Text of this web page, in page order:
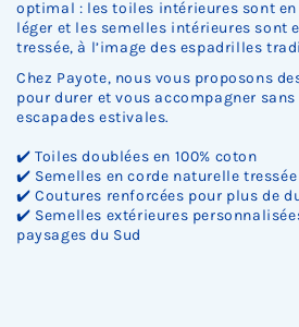
optimal : les toiles intérieures sont
léger et les semelles intérieures sont
tressée, à l’image des espadrilles
Chez Payote, nous vous proposons
pour durer et vous accompagner
escapades estivales.
✔️ Toiles doublées en 100% coton
✔️ Semelles en corde naturelle tressée
✔️ Coutures renforcées pour plus de
✔️ Semelles extérieures
paysages du Sud